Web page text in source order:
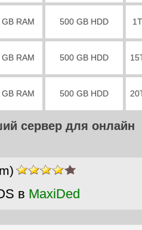
GB RAM 500 GB HDD
GB RAM 500 GB HDD
GB RAM 500 GB HDD
сервер для онлайн
в MaxiDed